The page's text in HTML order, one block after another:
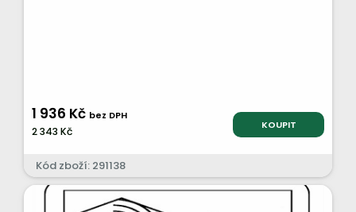
1 936 Kč bez DPH
2 343 Kč KOUPIT
Kód zboží: 291138